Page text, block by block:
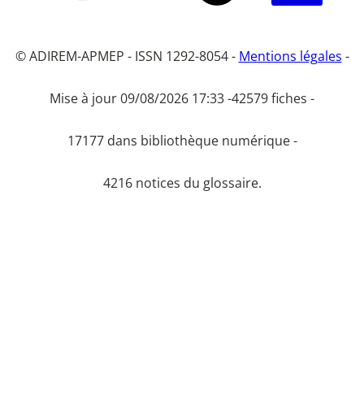
© ADIREM-APMEP - ISSN 1292-8054 - Mentions légales -
Mise à jour 09/08/2026 17:33 -42579 fiches -
17177 dans bibliothèque numérique -
4216 notices du glossaire.